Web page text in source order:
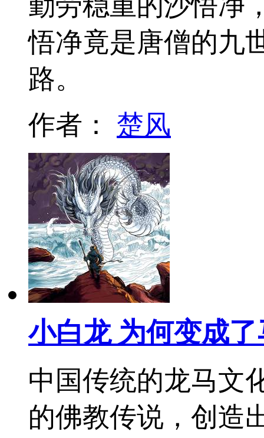
悟净竟是唐僧的九
路。
作者： 楚风
小白龙 为何变成了
中国传统的龙马文
的佛教传说，创造